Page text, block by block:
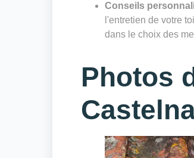
Conseils
l'entretien de votre
dans le choix des
Photos